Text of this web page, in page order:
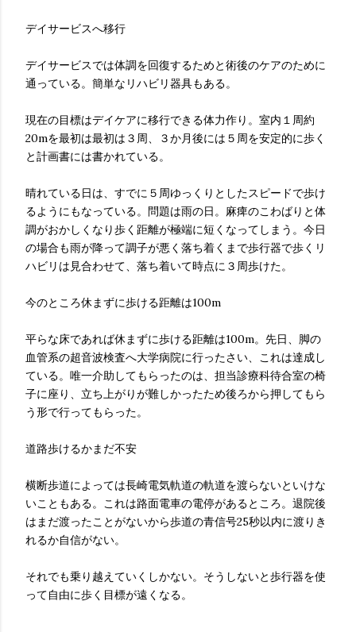
デイサービスへ移行
デイサービスでは体調を回復するためと術後のケアのために
通っている。簡単なリハビリ器具もある。
現在の目標はデイケアに移行できる体力作り。室内１周約
20mを最初は最初は３周、３か月後には５周を安定的に歩く
と計画書には書かれている。
晴れている日は、すでに５周ゆっくりとしたスピードで歩け
るようにもなっている。問題は雨の日。麻痺のこわばりと体
調がおかしくなり歩く距離が極端に短くなってしまう。今日
の場合も雨が降って調子が悪く落ち着くまで歩行器で歩くリ
ハビリは見合わせて、落ち着いて時点に３周歩けた。
今のところ休まずに歩ける距離は100m
平らな床であれば休まずに歩ける距離は100m。先日、脚の
血管系の超音波検査へ大学病院に行ったさい、これは達成し
ている。唯一介助してもらったのは、担当診療科待合室の椅
子に座り、立ち上がりが難しかったため後ろから押してもら
う形で行ってもらった。
道路歩けるかまだ不安
横断歩道によっては長崎電気軌道の軌道を渡らないといけな
いこともある。これは路面電車の電停があるところ。退院後
はまだ渡ったことがないから歩道の青信号25秒以内に渡りき
れるか自信がない。
それでも乗り越えていくしかない。そうしないと歩行器を使
って自由に歩く目標が遠くなる。